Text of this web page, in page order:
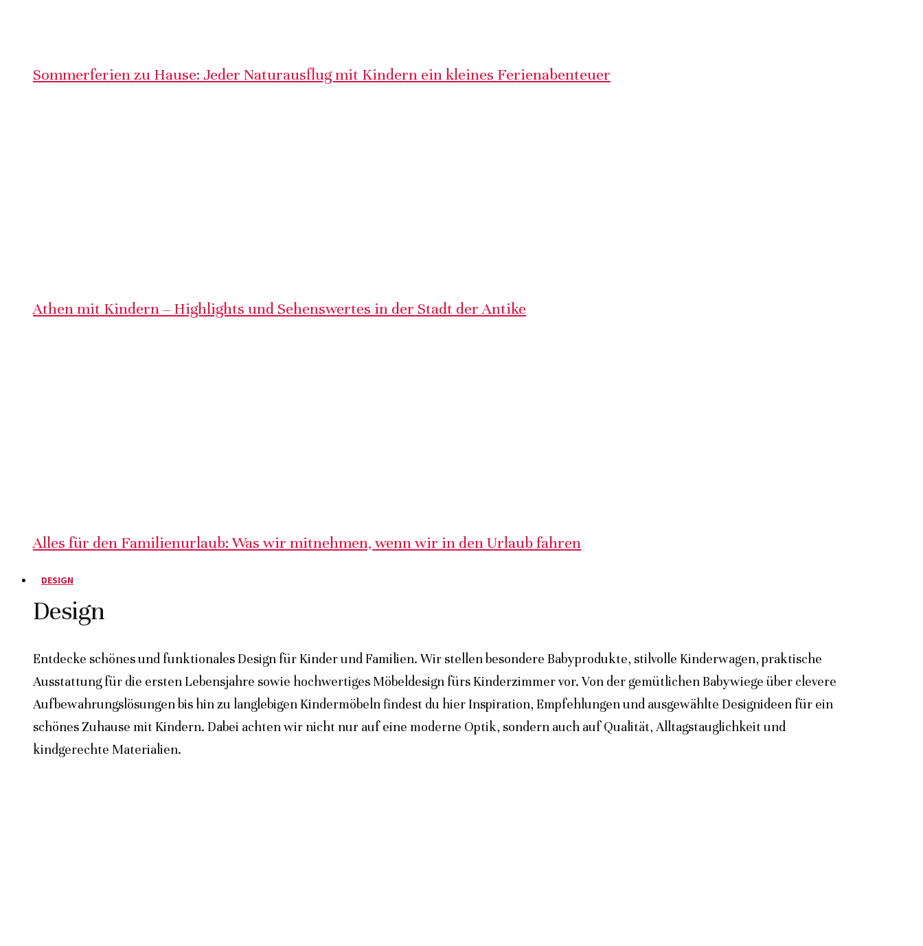
Sommerferien zu Hause: Jeder Naturausflug mit Kindern ein kleines Ferienabenteuer
Athen mit Kindern – Highlights und Sehenswertes in der Stadt der Antike
Alles für den Familienurlaub: Was wir mitnehmen, wenn wir in den Urlaub fahren
DESIGN
Design
Entdecke schönes und funktionales Design für Kinder und Familien. Wir stellen besondere Babyprodukte, stilvolle Kinderwagen, praktische
Ausstattung für die ersten Lebensjahre sowie hochwertiges Möbeldesign fürs Kinderzimmer vor. Von der gemütlichen Babywiege über clevere
Aufbewahrungslösungen bis hin zu langlebigen Kindermöbeln findest du hier Inspiration, Empfehlungen und ausgewählte Designideen für ein
schönes Zuhause mit Kindern. Dabei achten wir nicht nur auf eine moderne Optik, sondern auch auf Qualität, Alltagstauglichkeit und
kindgerechte Materialien.